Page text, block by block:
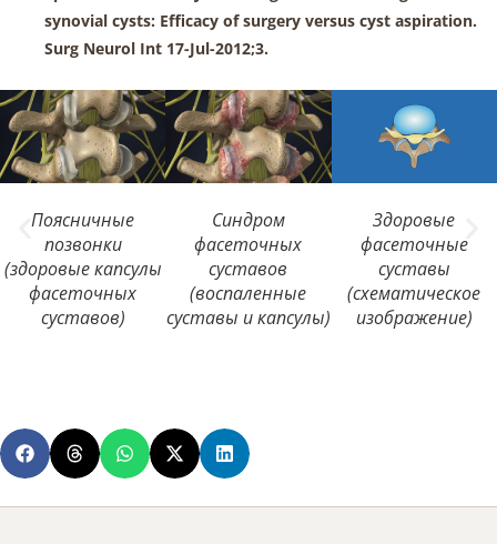
synovial cysts: Efficacy of surgery versus cyst aspiration.
Surg Neurol Int 17-Jul-2012;3.
Поясничные
позвонки
(здоровые капсулы
фасеточных
суставов)
Синдром
фасеточных
суставов
(воспаленные
суставы и капсулы)
Здоровые
фасеточные
суставы
(схематическое
изображение)